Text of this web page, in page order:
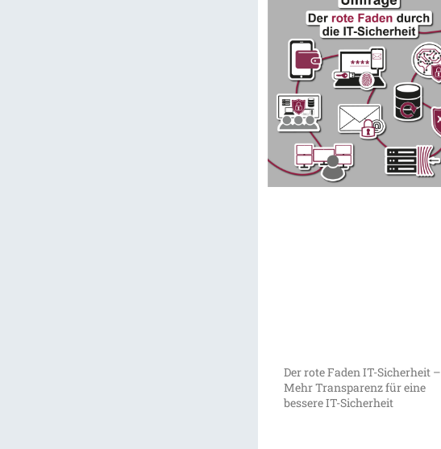
Der rote Faden IT-Sicherheit –
Mehr Transparenz für eine
bessere IT-Sicherheit